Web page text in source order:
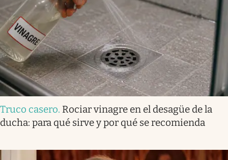
Truco casero. Rociar vinagre en el desagüe de la
ducha: para qué sirve y por qué se recomienda